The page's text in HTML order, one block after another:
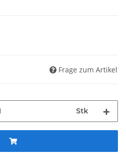
Frage zum Artikel
Stk